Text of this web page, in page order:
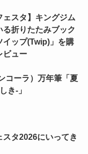
ェスタ】キングジム
る折りたたみブック
イップ(Twip)」を購
ビュー
コーラ）万年筆「夏
き-」
スタ2026にいってき